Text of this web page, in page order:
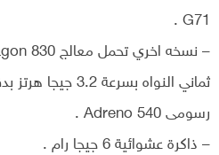
G71 .
رسومى Adreno 540 .
– ذاكرة عشوائية 6 جيجا رام .